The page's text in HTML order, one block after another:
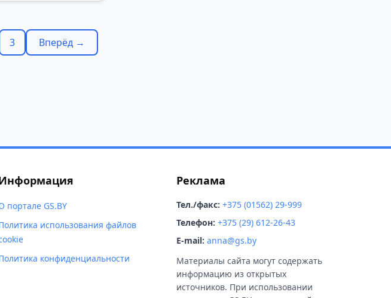
3 Вперёд →
портале GS.BY
использования файлов
конфиденциальности
Реклама
Тел./факс: +375 (01562) 29-999
Телефон: +375 (29) 612-26-43
E-mail: anna@gs.by
Материалы сайта могут содержать
информацию из открытых
источников. При использовании